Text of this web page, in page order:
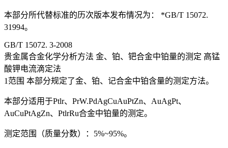
本部分所代替标准的历次版本发布情况为： *GB/T 15072.
31994。
GB/T 15072. 3-2008
贵金属合金化学分析方法 金、铂、钯合金中铂量的测定 高锰
酸钾电流滴定法
1范围 本部分规定了金、铂、记合金中铂含量的测定方法。
本部分适用于Ptlr、PrW.PdAgCuAuPtZn、AuAgPt、
AuCuPtAgZn、PtlrRu合金中铂量的测定。
测定范围（质量分数）：5%~95%。